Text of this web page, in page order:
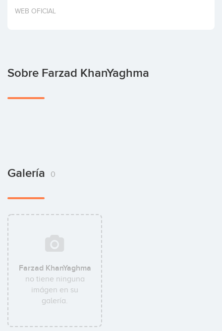
Invertir
WEB OFICIAL
Sobre Farzad KhanYaghma
Galería 0
Farzad KhanYaghma
no tiene ninguna
imágen en su
galería.